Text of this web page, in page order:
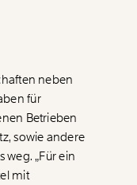
neben
für
Betrieben
sowie andere
„Für ein
mit